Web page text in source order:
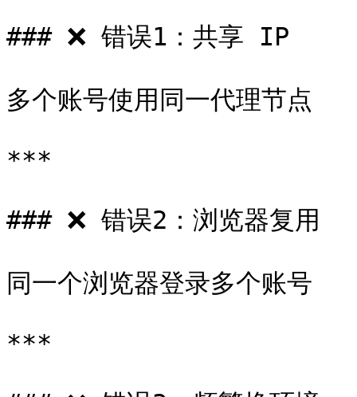
### ❌ 错误1：共享 IP
多个账号使用同一代理节点
***
### ❌ 错误2：浏览器复用
同一个浏览器登录多个账号
***